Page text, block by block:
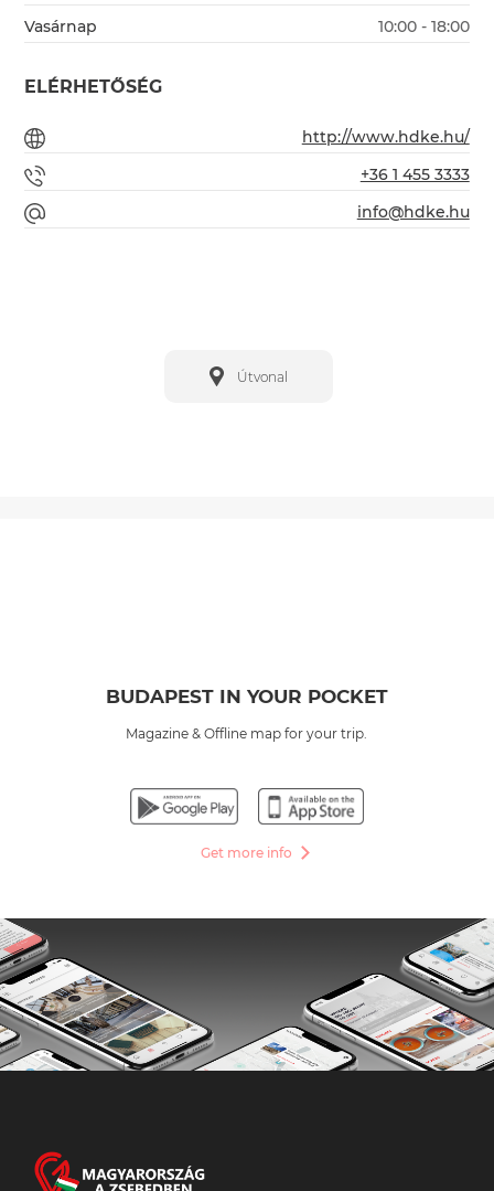
Vasárnap
10:00 - 18:00
ELÉRHETŐSÉG
http://www.hdke.hu/
+36 1 455 3333
info@hdke.hu
Útvonal
BUDAPEST IN YOUR POCKET
Magazine & Offline map for your trip.
Get more info